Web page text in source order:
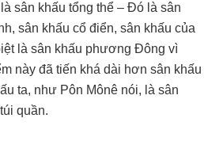
sân khấu tổng thể – Đó là sân
sân khấu cổ điển, sân khấu của
là sân khấu phương Đông vì
này đã tiến khá dài hơn sân khấu
ta, như Pôn Mônê nói, là sân
quần.